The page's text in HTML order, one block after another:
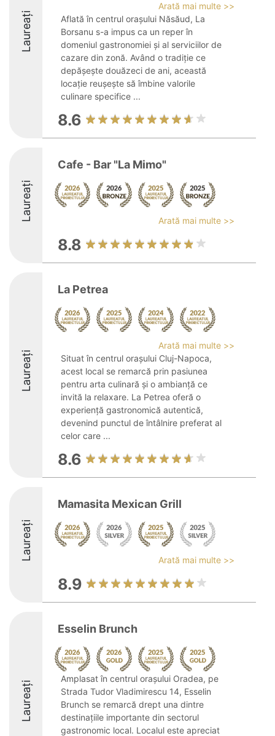
Laureați
Arată mai multe >>
Aflată în centrul orașului Năsăud, La
Borsanu s-a impus ca un reper în
domeniul gastronomiei și al serviciilor de
cazare din zonă. Având o tradiție ce
depășește douăzeci de ani, această
locație reușește să îmbine valorile
culinare specifice ...
8.6
Laureați
Cafe - Bar "La Mimo"
Arată mai multe >>
8.8
Laureați
La Petrea
Arată mai multe >>
Situat în centrul orașului Cluj-Napoca,
acest local se remarcă prin pasiunea
pentru arta culinară și o ambianță ce
invită la relaxare. La Petrea oferă o
experiență gastronomică autentică,
devenind punctul de întâlnire preferat al
celor care ...
8.6
Laureați
Mamasita Mexican Grill
Arată mai multe >>
8.9
Laureați
Esselin Brunch
Amplasat în centrul orașului Oradea, pe
Strada Tudor Vladimirescu 14, Esselin
Brunch se remarcă drept una dintre
destinațiile importante din sectorul
gastronomic local. Localul este apreciat